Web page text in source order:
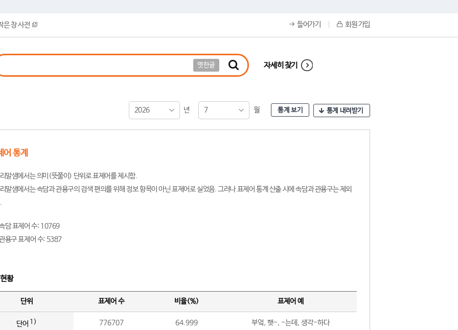
은 창 사전 들어가기 회원 가입
옛한글 자세히 찾기
2026 년 7 월 통계 보기 통계 내려받기
어 통계
말샘에서는 의미(뜻풀이) 단위로 표제어를 제시함.
말샘에서는 속담과 관용구의 검색 편의를 위해 정보 항목이 아닌 표제어로 실었음. 그러나 표제어 통계 산출 시에 속담과 관용구는 제외
담 표제어 수: 10769
용구 표제어 수: 5387
황
단위 표제어 수 비율(%) 표제어 예
단어 1) 776707 64.999 부엌, 햇-, -는데, 생각-하다